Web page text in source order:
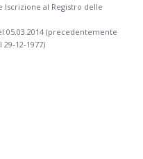
Iscrizione al Registro delle
05.03.2014 (precedentemente
12-1977)